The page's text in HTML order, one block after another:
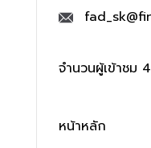
จำนวนผู้เข้าชม
หน้าหลัก